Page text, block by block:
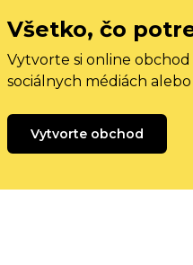
Všetko, čo
Vytvorte si online
sociálnych médiách
Vytvorte obchod